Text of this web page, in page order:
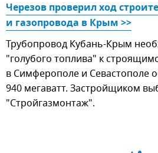
Черезов проверил ход
и газопровода в Крым >>
Трубопровод Кубань-Крым
"голубого топлива" к
в Симферополе и
940 мегаватт. Застройщиком
"Стройгазмонтаж".